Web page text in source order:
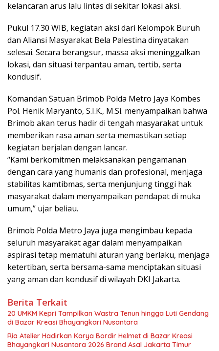
kelancaran arus lalu lintas di sekitar lokasi aksi.
Pukul 17.30 WIB, kegiatan aksi dari Kelompok Buruh
dan Aliansi Masyarakat Bela Palestina dinyatakan
selesai. Secara berangsur, massa aksi meninggalkan
lokasi, dan situasi terpantau aman, tertib, serta
kondusif.
Komandan Satuan Brimob Polda Metro Jaya Kombes
Pol. Henik Maryanto, S.I.K., M.Si. menyampaikan bahwa
Brimob akan terus hadir di tengah masyarakat untuk
memberikan rasa aman serta memastikan setiap
kegiatan berjalan dengan lancar.
“Kami berkomitmen melaksanakan pengamanan
dengan cara yang humanis dan profesional, menjaga
stabilitas kamtibmas, serta menjunjung tinggi hak
masyarakat dalam menyampaikan pendapat di muka
umum,” ujar beliau.
Brimob Polda Metro Jaya juga mengimbau kepada
seluruh masyarakat agar dalam menyampaikan
aspirasi tetap mematuhi aturan yang berlaku, menjaga
ketertiban, serta bersama-sama menciptakan situasi
yang aman dan kondusif di wilayah DKI Jakarta.
Berita Terkait
20 UMKM Kepri Tampilkan Wastra Tenun hingga Luti Gendang
di Bazar Kreasi Bhayangkari Nusantara
Ria Atelier Hadirkan Karya Bordir Helmet di Bazar Kreasi
Bhayangkari Nusantara 2026 Brand Asal Jakarta Timur